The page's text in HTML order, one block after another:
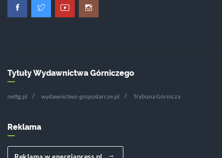
Tytuły Wydawnictwa Górniczego
nettg.pl wydawnictwo-gospodarcze.pl Trybuna Górnicza
Reklama